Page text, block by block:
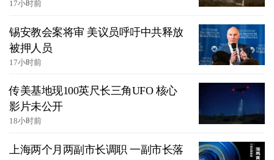
17小时前
锡安教会案将审 美议员呼吁中共释放
被押人员
17小时前
传美基地现100英尺长三角UFO 核心
影片未公开
18小时前
上海两个月两副市长调职 一副市长落